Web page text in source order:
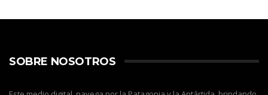
SOBRE NOSOTROS